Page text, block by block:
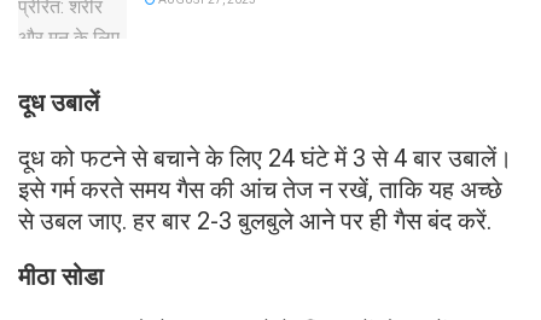
दूध उबालें
दूध को फटने से बचाने के लिए 24 घंटे में 3 से 4 बार उबालें।
इसे गर्म करते समय गैस की आंच तेज न रखें, ताकि यह अच्छे
से उबल जाए. हर बार 2-3 बुलबुले आने पर ही गैस बंद करें.
मीठा सोडा